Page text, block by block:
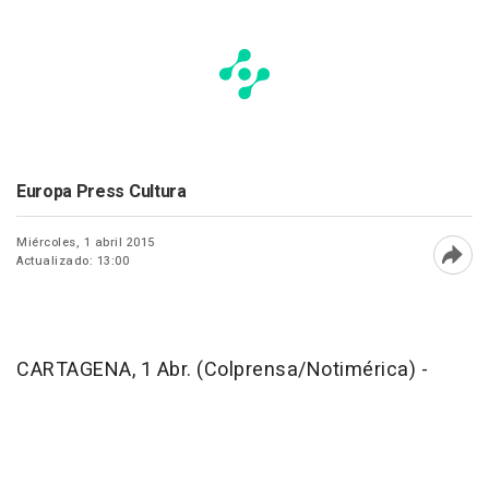
Europa Press Cultura
Miércoles, 1 abril 2015
Actualizado: 13:00
CARTAGENA, 1 Abr. (Colprensa/Notimérica) -